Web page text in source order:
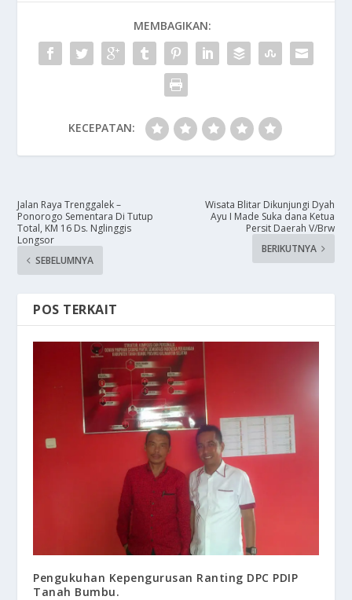
MEMBAGIKAN:
KECEPATAN:
Jalan Raya Trenggalek –
Ponorogo Sementara Di Tutup
Total, KM 16 Ds. Nglinggis
Longsor
SEBELUMNYA
Wisata Blitar Dikunjungi Dyah
Ayu I Made Suka dana Ketua
Persit Daerah V/Brw
BERIKUTNYA
POS TERKAIT
Pengukuhan Kepengurusan Ranting DPC PDIP
Tanah Bumbu.